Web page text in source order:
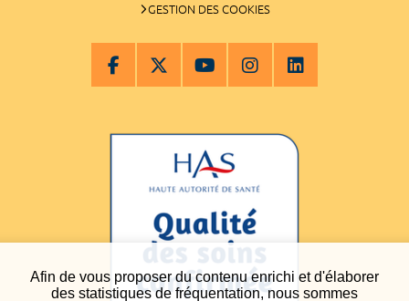
Afin de vous proposer du contenu enrichi et d'élaborer
des statistiques de fréquentation, nous sommes
GESTION DES COOKIES